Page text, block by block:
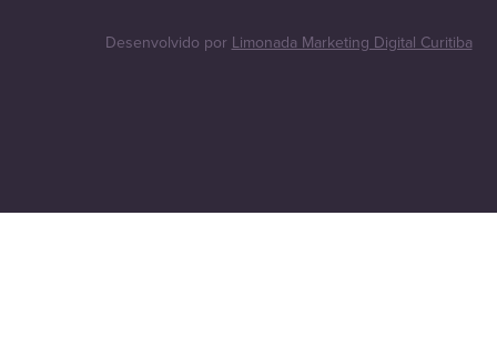
Desenvolvido por Limonada Marketing Digital Curitiba